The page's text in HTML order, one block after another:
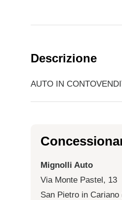
Descrizione
AUTO IN
Mignolli Auto
Via Monte Pastel, 13
San Pietro in Cariano